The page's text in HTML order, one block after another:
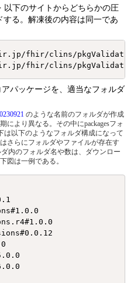
下のサイトからどちらかの圧
る。解凍後の内容は同一であ
fhir/clins/pkgValidation/
パッケージを、適当なフォルダ
のような名前のフォルダが作成
により異なる。その中にpackagesフォ
は以下のようなフォルダ構成になって
さらにフォルダやファイルが存在す
内のフォルダ名や数は、ダウンロー
図は一例である。